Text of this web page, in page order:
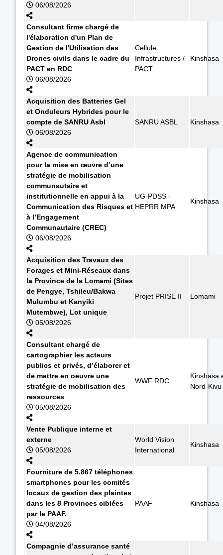
06/08/2026
Consultant firme chargé de
l'élaboration d'un Plan de
Gestion de l'Utilisation des
Drones civils dans le cadre du
PACT en RDC
06/08/2026
Cellule
Infrastructures /
PACT
Kinshasa
Acquisition des Batteries Gel
et Onduleurs Hybrides pour le
compte de SANRU Asbl
06/08/2026
SANRU ASBL Kinshasa
Agence de communication
pour la mise en œuvre d’une
stratégie de mobilisation
communautaire et
institutionnelle en appui à la
Communication des Risques et
à l’Engagement
Communautaire (CREC)
06/08/2026
UG-PDSS -
HEPRR MPA
Kinshasa
Acquisition des Travaux des
Forages et Mini-Réseaux dans
la Province de la Lomami (Sites
de Pengye, Tshileu/Bakwa
Mulumbu et Kanyiki
Mutembwe), Lot unique
05/08/2026
Projet PRISE II Lomami
Consultant chargé de
cartographier les acteurs
publics et privés, d’élaborer et
de mettre en oeuvre une
stratégie de mobilisation des
ressources
05/08/2026
WWF RDC
Kinshasa
Nord-Kivu
Vente Publique interne et
externe
05/08/2026
World Vision
International
Kinshasa
Fourniture de 5.867 téléphones
smartphones pour les comités
locaux de gestion des plaintes
dans les 8 Provinces ciblées
par le PAAF.
04/08/2026
PAAF Kinshasa
Compagnie d’assurance santé